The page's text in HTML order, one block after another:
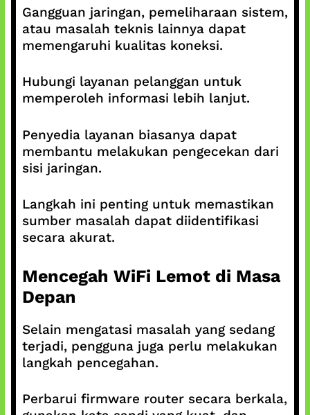
Gangguan jaringan, pemeliharaan sistem,
atau masalah teknis lainnya dapat
memengaruhi kualitas koneksi.
Hubungi layanan pelanggan untuk
memperoleh informasi lebih lanjut.
Penyedia layanan biasanya dapat
membantu melakukan pengecekan dari
sisi jaringan.
Langkah ini penting untuk memastikan
sumber masalah dapat diidentifikasi
secara akurat.
Mencegah WiFi Lemot di Masa
Depan
Selain mengatasi masalah yang sedang
terjadi, pengguna juga perlu melakukan
langkah pencegahan.
Perbarui firmware router secara berkala,